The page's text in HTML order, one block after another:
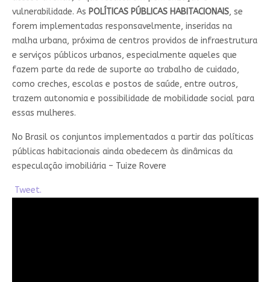
vulnerabilidade. As POLÍTICAS PÚBLICAS HABITACIONAIS, se
forem implementadas responsavelmente, inseridas na
malha urbana, próxima de centros providos de infraestrutura
e serviços públicos urbanos, especialmente aqueles que
fazem parte da rede de suporte ao trabalho de cuidado,
como creches, escolas e postos de saúde, entre outros,
trazem autonomia e possibilidade de mobilidade social para
essas mulheres.
No Brasil os conjuntos implementados a partir das políticas
públicas habitacionais ainda obedecem às dinâmicas da
especulação imobiliária – Tuize Rovere
Tweet.